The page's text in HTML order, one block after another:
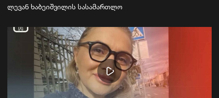
ლევან ხაბეიშვილის სასამართლო